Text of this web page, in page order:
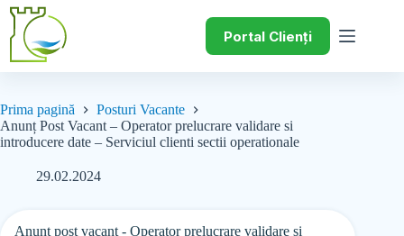
Portal Clienți
Prima pagină
Posturi Vacante
Anunț Post Vacant – Operator prelucrare validare si
introducere date – Serviciul clienti sectii operationale
29.02.2024
Anunt post vacant - Operator prelucrare validare si